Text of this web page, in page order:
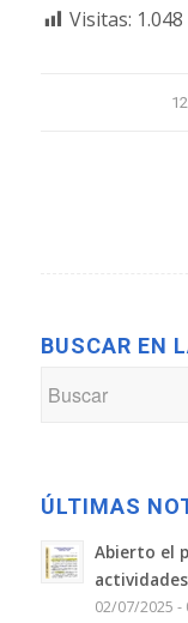
Visitas: 1.048
BUSCAR EN
ÚLTIMAS
Abierto el
02/07/2025 -